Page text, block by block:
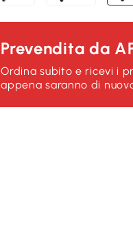
Prevendita da
Ordina subito e ricevi i
appena saranno di